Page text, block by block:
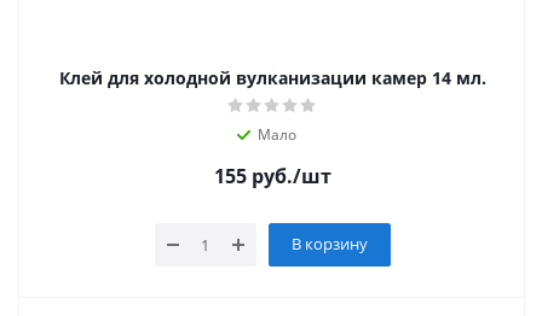
Клей для холодной вулканизации камер 14 мл.
Мало
155руб./шт
В корзину